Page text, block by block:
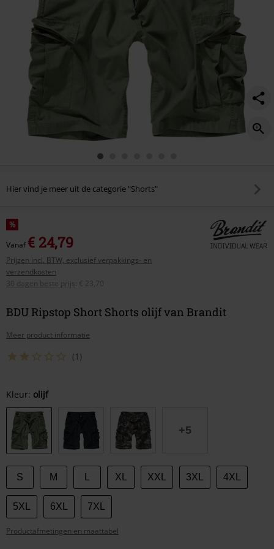
Hier vind je meer uit de categorie "Shorts"
%
Vanaf€ 24,79
Prijzen incl. BTW, exclusief verpakkings- en
verzendkosten
30 dagen beste prijs
€ 23,70
BDU Ripstop Short Shorts olijf van Brandit
Meer product informatie
(1)
Kies
je
maat
Kleur: olijf
+5
S M XL XXL 3XL 4XL
5XL 6XL 7XL
Productafmetingen en maattabel